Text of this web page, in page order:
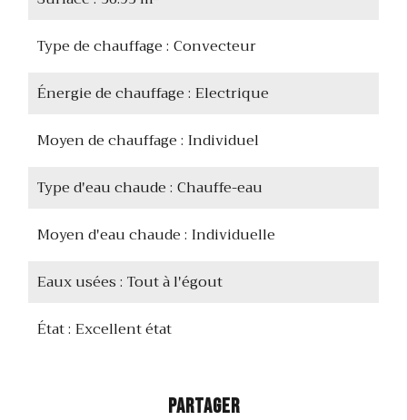
Type de chauffage Convecteur
Énergie de chauffage Electrique
Moyen de chauffage Individuel
Type d'eau chaude Chauffe-eau
Moyen d'eau chaude Individuelle
Eaux usées Tout à l'égout
État Excellent état
Partager